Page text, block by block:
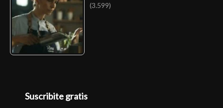
(3.599)
Suscribite gratis